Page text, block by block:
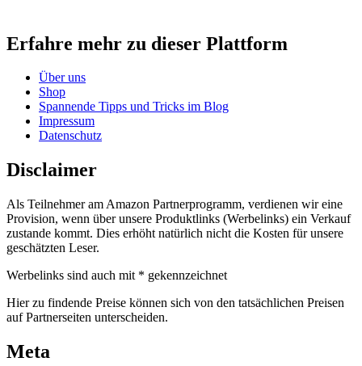
Erfahre mehr zu dieser Plattform
Über uns
Shop
Spannende Tipps und Tricks im Blog
Impressum
Datenschutz
Disclaimer
Als Teilnehmer am Amazon Partnerprogramm, verdienen wir eine
Provision, wenn über unsere Produktlinks (Werbelinks) ein Verkauf
zustande kommt. Dies erhöht natürlich nicht die Kosten für unsere
geschätzten Leser.
Werbelinks sind auch mit * gekennzeichnet
Hier zu findende Preise können sich von den tatsächlichen Preisen
auf Partnerseiten unterscheiden.
Meta